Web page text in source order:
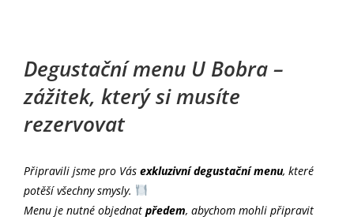
Degustační menu U Bobra –
zážitek, který si musíte
rezervovat
Připravili jsme pro Vás exkluzivní degustační menu, které
potěší všechny smysly.
Menu je nutné objednat předem, abychom mohli připravit